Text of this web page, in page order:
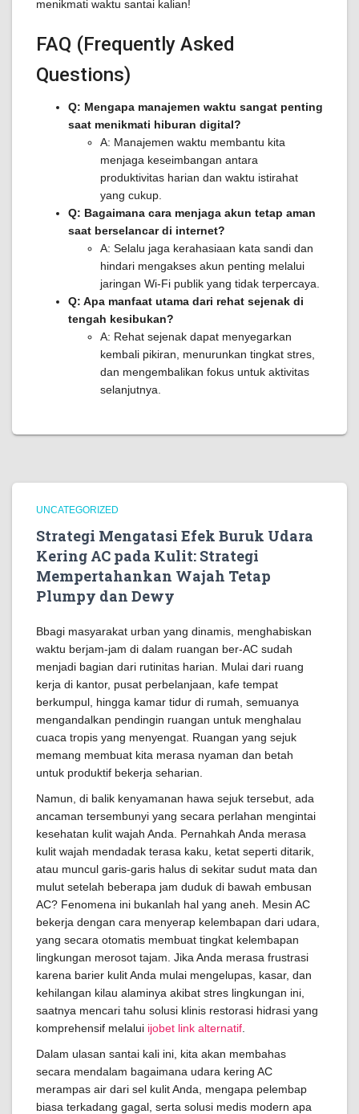
menikmati waktu santai kalian!
FAQ (Frequently Asked
Questions)
Q: Mengapa manajemen waktu sangat penting
saat menikmati hiburan digital?
A: Manajemen waktu membantu kita
menjaga keseimbangan antara
produktivitas harian dan waktu istirahat
yang cukup.
Q: Bagaimana cara menjaga akun tetap aman
saat berselancar di internet?
A: Selalu jaga kerahasiaan kata sandi dan
hindari mengakses akun penting melalui
jaringan Wi-Fi publik yang tidak terpercaya.
Q: Apa manfaat utama dari rehat sejenak di
tengah kesibukan?
A: Rehat sejenak dapat menyegarkan
kembali pikiran, menurunkan tingkat stres,
dan mengembalikan fokus untuk aktivitas
selanjutnya.
UNCATEGORIZED
Strategi Mengatasi Efek Buruk Udara
Kering AC pada Kulit: Strategi
Mempertahankan Wajah Tetap
Plumpy dan Dewy
Bbagi masyarakat urban yang dinamis, menghabiskan
waktu berjam-jam di dalam ruangan ber-AC sudah
menjadi bagian dari rutinitas harian. Mulai dari ruang
kerja di kantor, pusat perbelanjaan, kafe tempat
berkumpul, hingga kamar tidur di rumah, semuanya
mengandalkan pendingin ruangan untuk menghalau
cuaca tropis yang menyengat. Ruangan yang sejuk
memang membuat kita merasa nyaman dan betah
untuk produktif bekerja seharian.
Namun, di balik kenyamanan hawa sejuk tersebut, ada
ancaman tersembunyi yang secara perlahan mengintai
kesehatan kulit wajah Anda. Pernahkah Anda merasa
kulit wajah mendadak terasa kaku, ketat seperti ditarik,
atau muncul garis-garis halus di sekitar sudut mata dan
mulut setelah beberapa jam duduk di bawah embusan
AC? Fenomena ini bukanlah hal yang aneh. Mesin AC
bekerja dengan cara menyerap kelembapan dari udara,
yang secara otomatis membuat tingkat kelembapan
lingkungan merosot tajam. Jika Anda merasa frustrasi
karena barier kulit Anda mulai mengelupas, kasar, dan
kehilangan kilau alaminya akibat stres lingkungan ini,
saatnya mencari tahu solusi klinis restorasi hidrasi yang
komprehensif melalui ijobet link alternatif
Dalam ulasan santai kali ini, kita akan membahas
secara mendalam bagaimana udara kering AC
merampas air dari sel kulit Anda, mengapa pelembap
biasa terkadang gagal, serta solusi medis modern apa